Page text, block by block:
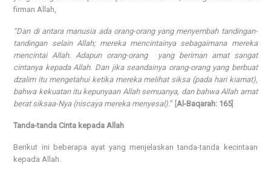
firman Allah,
“Dan di antara manusia ada orang-orang yang menyembah tandingan-
tandingan selain Allah; mereka mencintainya sebagaimana mereka
mencintai Allah. Adapun orang-orang yang beriman amat sangat
cintanya kepada Allah. Dan jika seandainya orang-orang yang berbuat
dzalim itu mengetahui ketika mereka melihat siksa (pada hari kiamat),
bahwa kekuatan itu kepunyaan Allah semuanya, dan bahwa Allah amat
berat siksaa-Nya (niscaya mereka menyesal).” [ Al-Baqarah: 165]
Tanda-tanda Cinta kepada Allah
Berikut ini beberapa ayat yang menjelaskan tanda-tanda kecintaan
kepada Allah.